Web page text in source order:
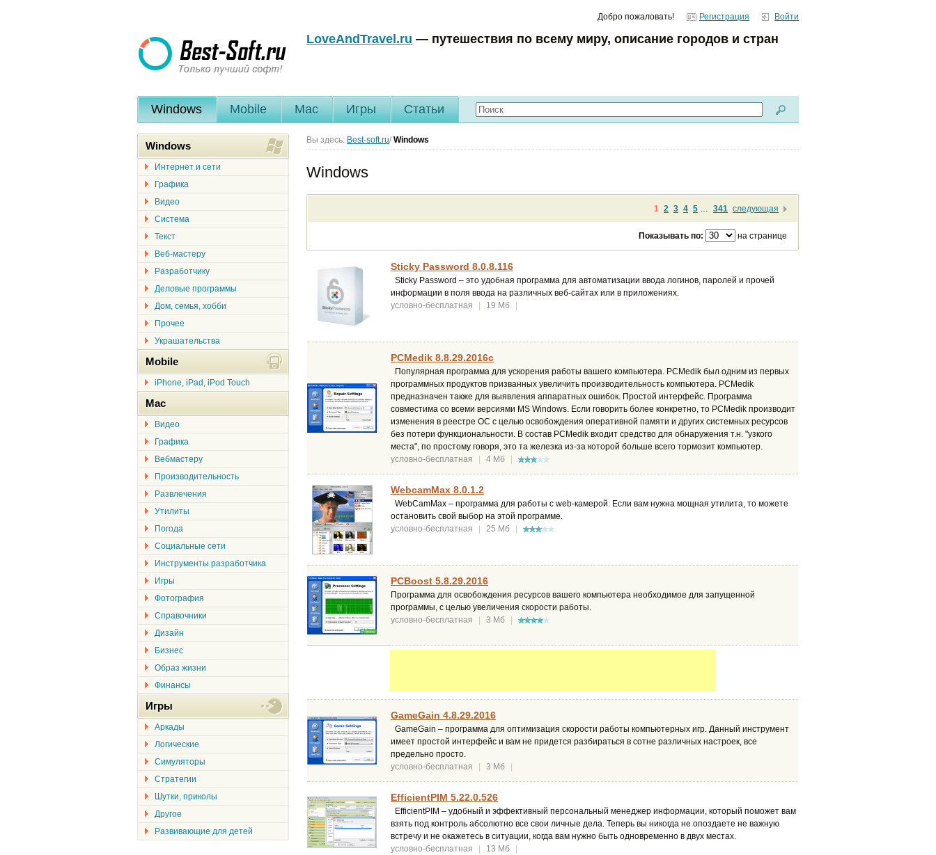
Добро пожаловать! Регистрация Войти
LoveAndTravel.ru — путешествия по всему миру, описание городов и стран
Windows Mobile Mac Игры Статьи
Вы здесь: Best-soft.ru/ Windows
Windows
1 2 3 4 5 341 следующая
Показывать по: на странице
Sticky Password 8.0.8.116
Sticky Password – это удобная программа для автоматизации ввода логинов, паролей и прочей
информации в поля ввода на различных веб-сайтах или в приложениях.
условно-бесплатная
19 Мб
PCMedik 8.8.29.2016c
Популярная программа для ускорения работы вашего компьютера. PCMedik был одним из первых
программных продуктов призванных увеличить производительность компьютера. PCMedik
предназначен также для выявления аппаратных ошибок. Простой интерфейс. Программа
совместима со всеми версиями MS Windows. Если говорить более конкретно, то PCMedik производит
изменения в реестре ОС с целью освобождения оперативной памяти и других системных ресурсов
без потери функциональности. В состав PCMedik входит средство для обнаружения т.н. "узкого
места", по простому говоря, это та железка из-за которой больше всего тормозит компьютер.
условно-бесплатная
4 Мб
WebcamMax 8.0.1.2
WebCamMax – программа для работы с web-камерой. Если вам нужна мощная утилита, то можете
остановить свой выбор на этой программе.
условно-бесплатная
25 Мб
PCBoost 5.8.29.2016
Программа для освобождения ресурсов вашего компьютера необходимое для запущенной
программы, с целью увеличения скорости работы.
условно-бесплатная
3 Мб
GameGain 4.8.29.2016
GameGain – программа для оптимизация скорости работы компьютерных игр. Данный инструмент
имеет простой интерфейс и вам не придется разбираться в сотне различных настроек, все
предельно просто.
условно-бесплатная
3 Мб
EfficientPIM 5.22.0.526
EfficientPIM – удобный и эффективный персональный менеджер информации, который поможет вам
взять под контроль абсолютно все свои личные дела. Теперь вы никогда не опоздаете не важную
встречу и не окажетесь в ситуации, когда вам нужно быть одновременно в двух местах.
условно-бесплатная
13 Мб
Windows
Интернет и сети
Графика
Видео
Система
Текст
Веб-мастеру
Разработчику
Деловые программы
Дом, семья, хобби
Прочее
Украшательства
Mobile
iPhone, iPad, iPod Touch
Mac
Видео
Графика
Вебмастеру
Производительность
Развлечения
Утилиты
Погода
Социальные сети
Инструменты разработчика
Игры
Фотография
Справочники
Дизайн
Бизнес
Образ жизни
Финансы
Игры
Аркады
Логические
Симуляторы
Стратегии
Шутки, приколы
Другое
Развивающие для детей